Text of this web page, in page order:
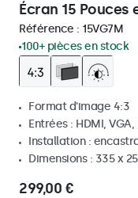
Écran 15
Référence : 15VG7M
100+ pièces en stock
Format d'image 4:3
Entrées : HDMI, VGA,
Installation :
Dimensions : 335 x
299,00 €